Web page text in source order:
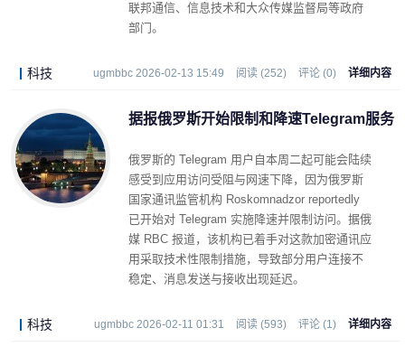
联邦通信、信息技术和大众传媒监督局等政府
部门。
科技 ugmbbc 2026-02-13 15:49 阅读 (252) 评论 (0) 详细内容
据报俄罗斯开始限制和降速Telegram服务
俄罗斯的 Telegram 用户自本周二起可能会陆续
感受到应用访问受阻与网速下降，因为俄罗斯
国家通讯监管机构 Roskomnadzor reportedly
已开始对 Telegram 实施降速并限制访问。据俄
媒 RBC 报道，该机构已着手对这款加密通讯应
用采取技术性限制措施，导致部分用户连接不
稳定、消息发送与接收出现延迟。
科技 ugmbbc 2026-02-11 01:31 阅读 (593) 评论 (1) 详细内容